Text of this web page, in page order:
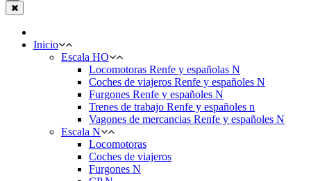
Inicio
Escala HO
Locomotoras Renfe y españolas N
Coches de viajeros Renfe y españoles N
Furgones Renfe y españoles N
Trenes de trabajo Renfe y españoles n
Vagones de mercancias Renfe y españoles N
Escala N
Locomotoras
Coches de viajeros
Furgones N